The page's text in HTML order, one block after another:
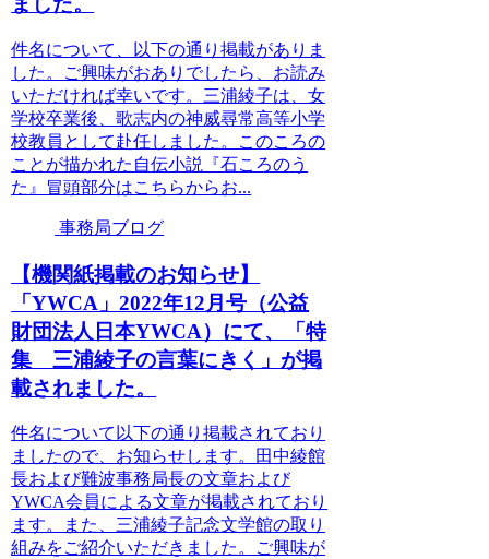
件名について、以下の通り掲載がありま
した。ご興味がおありでしたら、お読み
いただければ幸いです。三浦綾子は、女
学校卒業後、歌志内の神威尋常高等小学
校教員として赴任しました。このころの
ことが描かれた自伝小説『石ころのう
た』冒頭部分はこちらからお...
事務局ブログ
【機関紙掲載のお知らせ】
「YWCA」2022年12月号（公益
財団法人日本YWCA）にて、「特
集 三浦綾子の言葉にきく」が掲
載されました。
件名について以下の通り掲載されており
ましたので、お知らせします。田中綾館
長および難波事務局長の文章および
YWCA会員による文章が掲載されており
ます。また、三浦綾子記念文学館の取り
組みをご紹介いただきました。ご興味が